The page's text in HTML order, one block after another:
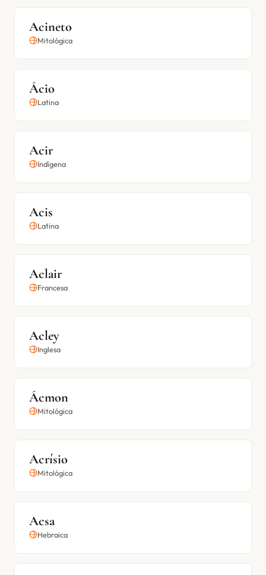
Acineto
Mitológica
Ácio
Latina
Acir
Indígena
Acis
Latina
Aclair
Francesa
Acley
Inglesa
Ácmon
Mitológica
Acrísio
Mitológica
Acsa
Hebraica